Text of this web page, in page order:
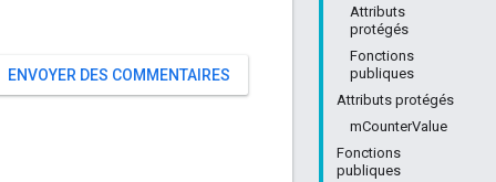
Attributs
protégés
Fonctions
publiques
Attributs protégés
mCounterValue
Fonctions
publiques
ENVOYER DES COMMENTAIRES